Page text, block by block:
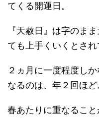
てくる開運日。
『天赦日』は字のま
ても上手くいくとされ
２ヵ月に一度程度し
なるのは、年２回ほど
春あたりに重なるこ